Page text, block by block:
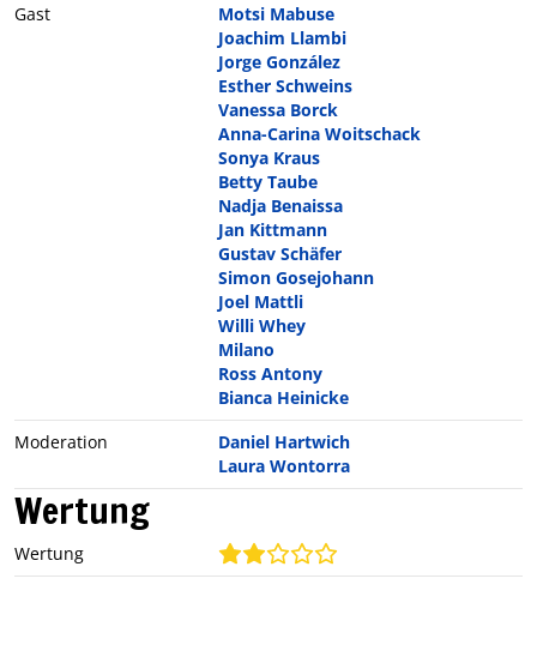
Gast
Motsi Mabuse
Joachim Llambi
Jorge González
Esther Schweins
Vanessa Borck
Anna-Carina Woitschack
Sonya Kraus
Betty Taube
Nadja Benaissa
Jan Kittmann
Gustav Schäfer
Simon Gosejohann
Joel Mattli
Willi Whey
Milano
Ross Antony
Bianca Heinicke
Moderation
Daniel Hartwich
Laura Wontorra
Wertung
Wertung